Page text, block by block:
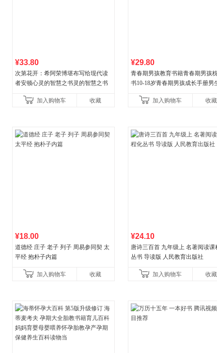
¥33.80
次第花开：希阿荣博堪布写给现代读
者安顿心灵的智慧之书灵的智慧之书
加入购物车 收藏
¥29.80
青春期男孩教育书籍青春期男孩
书10-18岁青春期男孩成长手册男
育书
加入购物车 收藏
¥18.00
道德经 庄子 老子 列子 周易参同契 太
平经 抱朴子内篇
加入购物车 收藏
¥24.10
唐诗三百首 九年级上 名著阅读课
丛书 导读版 人民教育出版社
加入购物车 收藏